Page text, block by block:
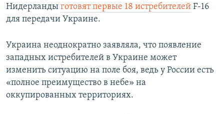
Нидерланды готовят первые 18 истребителей F-16
для передачи Украине.
Украина неоднократно заявляла, что появление
западных истребителей в Украине может
изменить ситуацию на поле боя, ведь у России есть
«полное преимущество в небе» на
оккупированных территориях.